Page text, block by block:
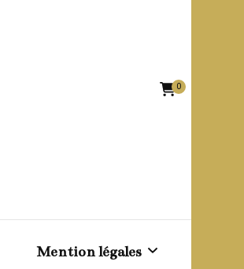
0
Mention légales